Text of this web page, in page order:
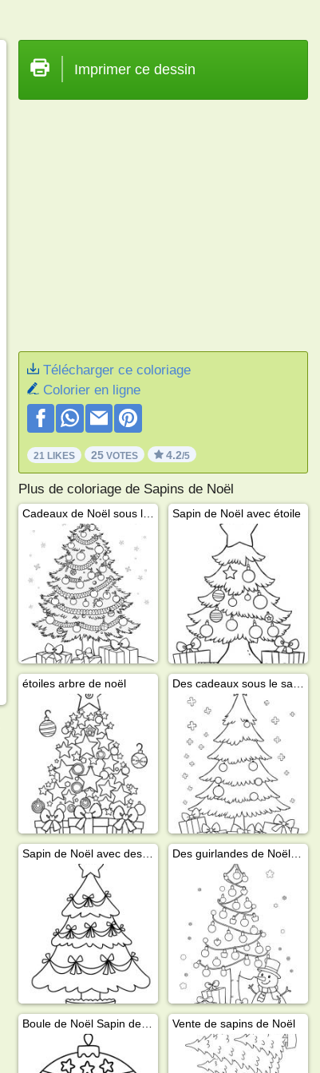
Imprimer ce dessin
Télécharger ce coloriage
Colorier en ligne
21 LIKES 25VOTES 4.2/5
Plus de coloriage de Sapins de Noël
Cadeaux de Noël sous le sapin Sapin de Noël avec étoile
étoiles arbre de noël
Sapin de Noël avec des nœuds de Noël Des guirlandes de Noël en forme d'arbre
Boule de Noël Sapin de Noël Vente de sapins de Noël